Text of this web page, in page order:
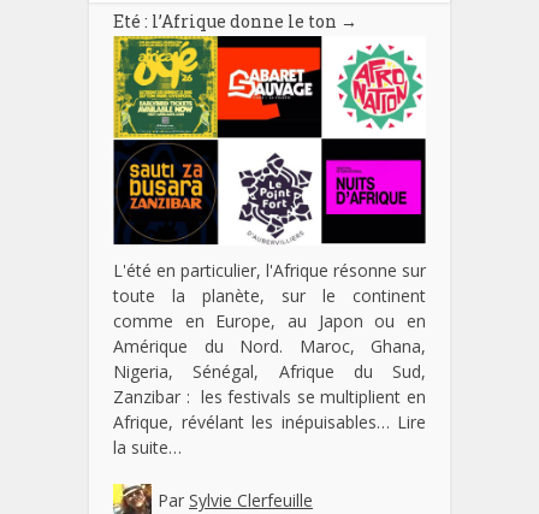
Eté : l’Afrique donne le ton →
L'été en particulier, l'Afrique résonne sur
toute la planète, sur le continent
comme en Europe, au Japon ou en
Amérique du Nord. Maroc, Ghana,
Nigeria, Sénégal, Afrique du Sud,
Zanzibar : les festivals se multiplient en
Afrique, révélant les inépuisables… Lire
la suite…
Par Sylvie Clerfeuille